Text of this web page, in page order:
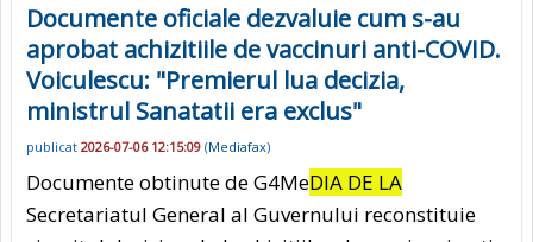
Documente oficiale dezvaluie cum s-au
aprobat achizitiile de vaccinuri anti-COVID.
Voiculescu: "Premierul lua decizia,
ministrul Sanatatii era exclus"
publicat 2026-07-06 12:15:09 (Mediafax)
Documente obtinute de G4MeDIA DE LA
Secretariatul General al Guvernului reconstituie